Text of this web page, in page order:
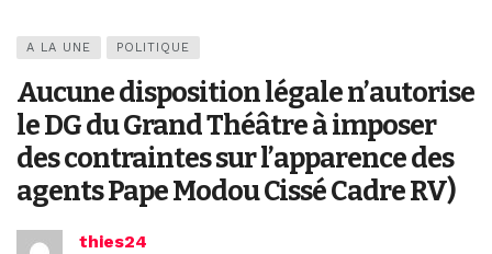
A LA UNE POLITIQUE
Aucune disposition légale n’autorise
le DG du Grand Théâtre à imposer
des contraintes sur l’apparence des
agents Pape Modou Cissé Cadre RV)
thies24